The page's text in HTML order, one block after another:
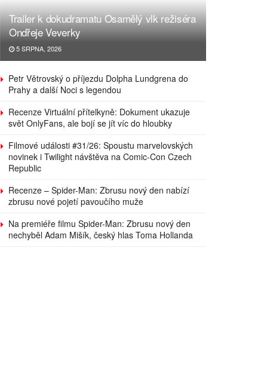
Trailer k dokudramatu Osamělý vlk režiséra
Ondřeje Veverky
5 SRPNA, 2026
Petr Větrovský o příjezdu Dolpha Lundgrena do
Prahy a další Noci s legendou
Recenze Virtuální přítelkyně: Dokument ukazuje
svět OnlyFans, ale bojí se jít víc do hloubky
Filmové události #31/26: Spoustu marvelovských
novinek i Twilight návštěva na Comic-Con Czech
Republic
Recenze – Spider-Man: Zbrusu nový den nabízí
zbrusu nové pojetí pavoučího muže
Na premiéře filmu Spider-Man: Zbrusu nový den
nechyběl Adam Mišík, český hlas Toma Hollanda